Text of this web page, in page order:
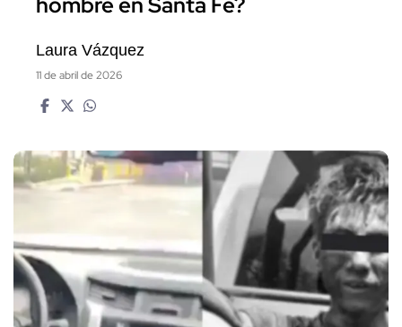
Laura Vázquez
11 de abril de 2026